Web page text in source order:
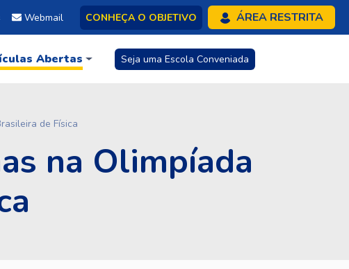
Webmail CONHEÇA O OBJETIVO ÁREA RESTRITA
Abertas Seja uma Escola Conveniada
de Física
na Olimpíada